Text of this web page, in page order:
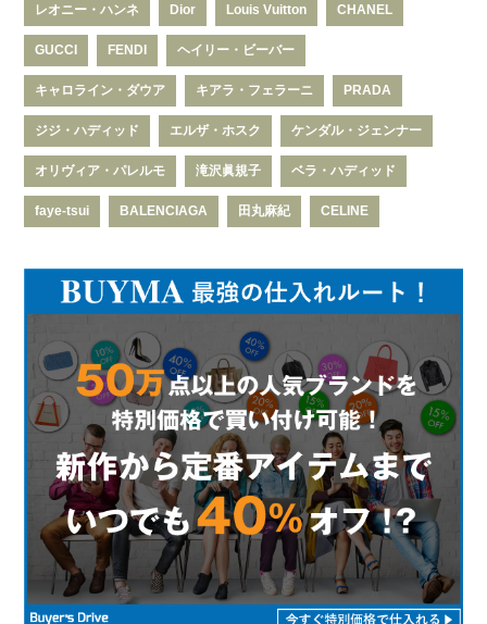
レオニー・ハンネ Dior Louis Vuitton CHANEL
GUCCI FENDI ヘイリー・ビーバー
キャロライン・ダウア キアラ・フェラーニ PRADA
ジジ・ハディッド エルザ・ホスク ケンダル・ジェンナー
オリヴィア・パレルモ 滝沢眞規子 ベラ・ハディッド
faye-tsui BALENCIAGA 田丸麻紀 CELINE